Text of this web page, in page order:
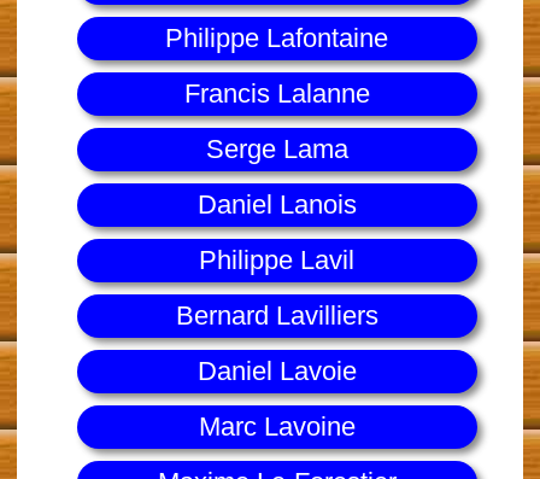
Philippe Lafontaine
Francis Lalanne
Serge Lama
Daniel Lanois
Philippe Lavil
Bernard Lavilliers
Daniel Lavoie
Marc Lavoine